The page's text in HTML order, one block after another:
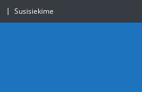
Susisiekime